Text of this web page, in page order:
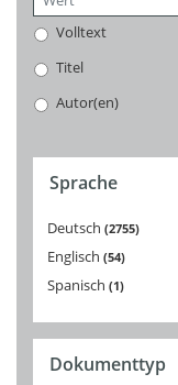
Volltext
Titel
Autor(en)
Sprache
Deutsch 2755
Englisch 54
Spanisch 1
Dokumenttyp